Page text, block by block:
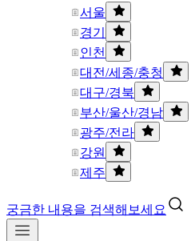
서울
경기
인천
대전/세종/충청
대구/경북
부산/울산/경남
광주/전라
강원
제주
궁금한 내용을 검색해보세요